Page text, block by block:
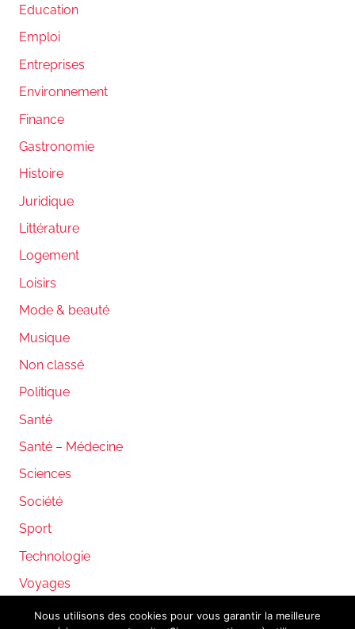
Education
Emploi
Entreprises
Environnement
Finance
Gastronomie
Histoire
Juridique
Littérature
Logement
Loisirs
Mode & beauté
Musique
Non classé
Politique
Santé
Santé – Médecine
Sciences
Société
Sport
Technologie
Voyages
Nous utilisons des cookies pour vous garantir la meilleure